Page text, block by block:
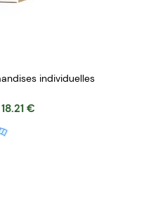
individuelles
18.21 €